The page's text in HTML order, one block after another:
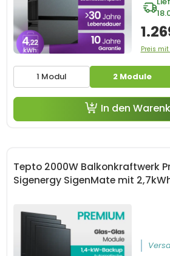
1 Modul 2 Module
Preis mit
In den
Tepto 2000W Balkonkraftwerk
Sigenergy SigenMate mit